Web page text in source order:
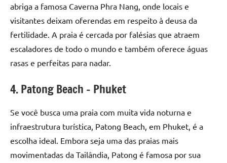
abriga a famosa Caverna Phra Nang, onde locais e
visitantes deixam oferendas em respeito à deusa da
fertilidade. A praia é cercada por falésias que atraem
escaladores de todo o mundo e também oferece águas
rasas e perfeitas para nadar.
4. Patong Beach – Phuket
Se você busca uma praia com muita vida noturna e
infraestrutura turística, Patong Beach, em Phuket, é a
escolha ideal. Embora seja uma das praias mais
movimentadas da Tailândia, Patong é famosa por sua